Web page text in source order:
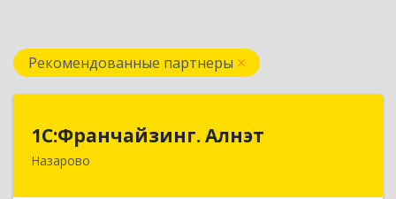
Рекомендованные партнеры
1С:Франчайзинг. Алнэт
Назарово
1С:Франчайзинг. Алнэт
662200, Красноярский край, Назарово г,